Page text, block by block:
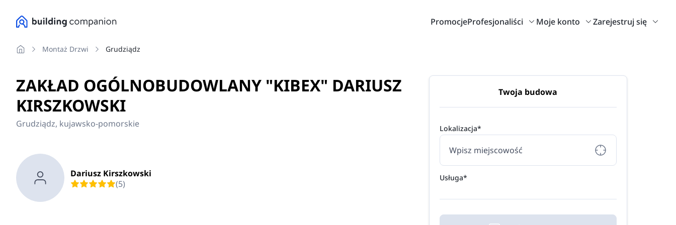
PromocjeProfesjonaliści Moje konto Zarejestruj się
Montaż Drzwi Grudziądz
ZAKŁAD OGÓLNOBUDOWLANY "KIBEX" DARIUSZ
KIRSZKOWSKI
Grudziądz, kujawsko-pomorskie
Dariusz Kirszkowski
(5)
Twoja budowa
Lokalizacja*
Usługa*